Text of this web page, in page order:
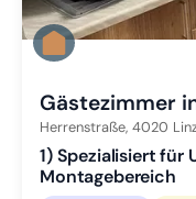
Gästezimmer
Herrenstraße, 4020
1) Spezialisiert für
Montagebereich